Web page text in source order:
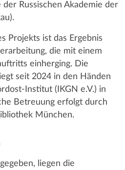
Russischen Akademie der
Projekts ist das Ergebnis
die mit einem
einherging. Die
seit 2024 in den Händen
Institut (IKGN e.V.) in
Betreuung erfolgt durch
München.
liegen die